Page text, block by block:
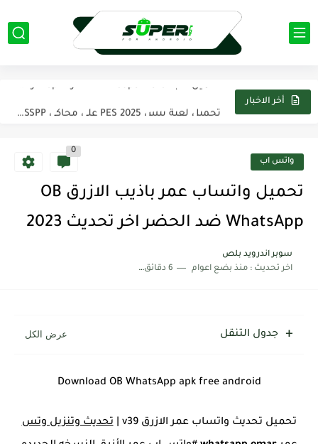
أخر الاخبار
تحميل تطبيق كيك Cake لتعلم اللغه الانجليزية اخر اصدار من...
تحميل لعبة Modern Warships مهكرة 2025 من ميديافاير آخر اصدار... واتس اب
0
تحميل واتساب عمر باذيب الازرق OB
WhatsApp ضد الحضر اخر تحديث 2023
سوبر اندرويد بلص
اخر تحديث :منذ بضع اعوام 6 دقائق للقراءة
جدول التنقل
Download OB WhatsApp apk free android
تحميل تحديث واتساب عمر الازرق v39 |
تحديث وتنزيل وتس